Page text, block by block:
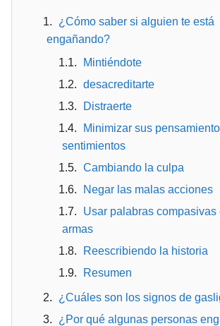
¿Cómo saber si alguien te está
engañando?
Mintiéndote
desacreditarte
Distraerte
Minimizar sus
sentimientos
Cambiando la culpa
Negar las malas acciones
Usar palabras compasivas
armas
Reescribiendo la historia
Resumen
¿Cuáles son los signos de
¿Por qué algunas personas